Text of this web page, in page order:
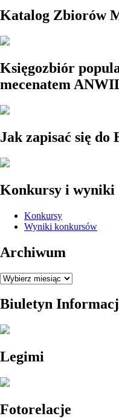
Katalog Zbiorów
Księgozbiór
mecenatem
Jak zapisać się do
Konkursy i wyniki
Konkursy
Wyniki konkursów
Archiwum
Archiwum
Biuletyn
Legimi
Fotorelacje